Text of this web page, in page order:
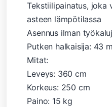
Tekstiilipainatus, joka
asteen lämpötilassa
Asennus ilman
Putken halkaisija: 43
Mitat:
Leveys: 360 cm
Korkeus: 250 cm
Paino: 15 kg